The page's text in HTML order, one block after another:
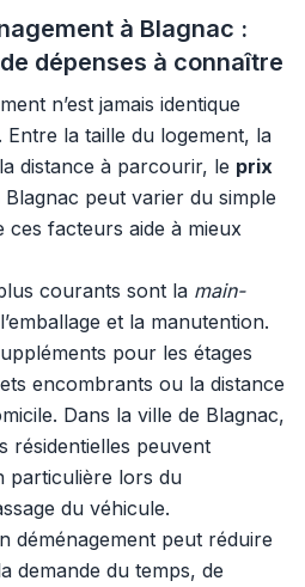
à Blagnac :
dépenses à connaître
n’est jamais identique
Entre la taille du logement, la
distance à parcourir, le prix
Blagnac peut varier du simple
ces facteurs aide à mieux
courants sont la main-
et la manutention.
pour les étages
encombrants ou la distance
Dans la ville de Blagnac,
résidentielles peuvent
particulière lors du
du véhicule.
déménagement peut réduire
demande du temps, de